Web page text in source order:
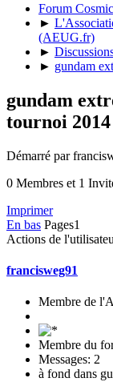
Forum
►
(AEUG.fr)
►
► gundam
gundam
tournoi 2014
Démarré par
0 Membres et 1
Imprimer
En bas Pages1
Actions de
francisweg91
Membre de
Membre du
Messages: 2
à fond dans